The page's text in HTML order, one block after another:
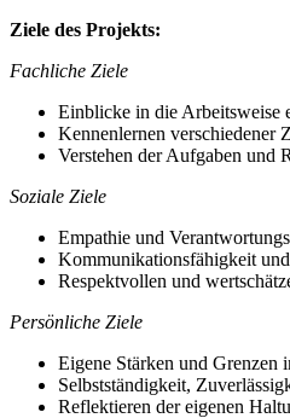
Ziele des Projekts:
Fachliche Ziele
Einblicke in die Arbeitsweise
Kennenlernen verschiedener
Verstehen der Aufgaben und
Soziale Ziele
Empathie und
Kommunikationsfähigkeit
Respektvollen und
Persönliche Ziele
Eigene Stärken und Grenzen
Selbstständigkeit,
Reflektieren der eigenen